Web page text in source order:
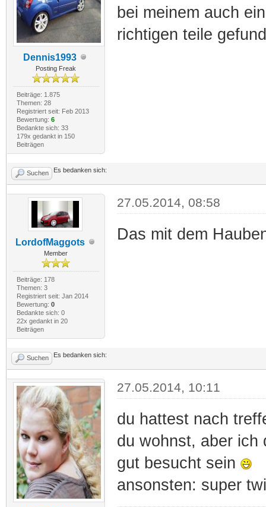
Dennis1993
Posting Freak
Beiträge: 1.875
Themen: 28
Registriert seit: Feb 2013
Bewertung: 6
Bedankte sich: 33
179x gedankt in 150
Beiträgen
bei meinem auch
richtigen teile
Suchen Es bedanken sich:
LordofMaggots
Member
Beiträge: 178
Themen: 3
Registriert seit: Jan 2014
Bewertung: 0
Bedankte sich: 0
22x gedankt in 20
Beiträgen
27.05.2014, 08:58
Das mit dem
Suchen Es bedanken sich:
27.05.2014, 10:11
du hattest nach
du wohnst, aber ich
gut besucht sein
ansonsten: super